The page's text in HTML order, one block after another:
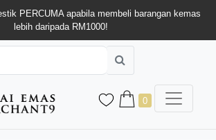
PERCUMA apabila membeli barangan kemas
lebih daripada RM1000!
0